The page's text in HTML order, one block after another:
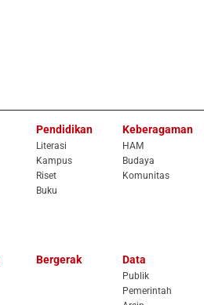
Pendidikan
Literasi
Kampus
Riset
Buku
Keberagaman
HAM
Budaya
Komunitas
Bergerak Data
Publik
Pemerintah